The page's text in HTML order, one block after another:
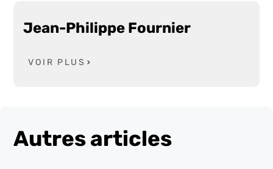
Jean-Philippe Fournier
VOIR PLUS
Autres articles